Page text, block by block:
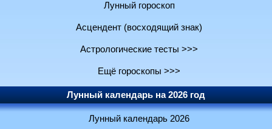
Лунный гороскоп
Асцендент (восходящий знак)
Астрологические тесты >>>
Ещё гороскопы >>>
Лунный календарь на 2026 год
Лунный календарь 2026